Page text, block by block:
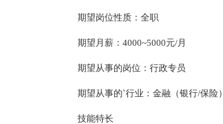
期望岗位性质：全职
期望月薪：4000~5000元/月
期望从事的岗位：行政专员
期望从事的`行业：金融（银行/保险）
技能特长